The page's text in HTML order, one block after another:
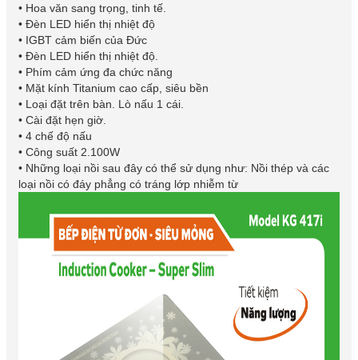
• Hoa văn sang trọng, tinh tế.
• Đèn LED hiển thị nhiệt độ
• IGBT cảm biến của Đức
• Đèn LED hiển thị nhiệt độ.
• Phím cảm ứng đa chức năng
• Mặt kính Titanium cao cấp, siêu bền
• Loại đặt trên bàn. Lò nấu 1 cái.
• Cài đặt hẹn giờ.
• 4 chế độ nấu
• Công suất 2.100W
• Những loại nồi sau đây có thể sử dụng như: Nồi thép và các
loại nồi có đáy phẳng có tráng lớp nhiễm từ